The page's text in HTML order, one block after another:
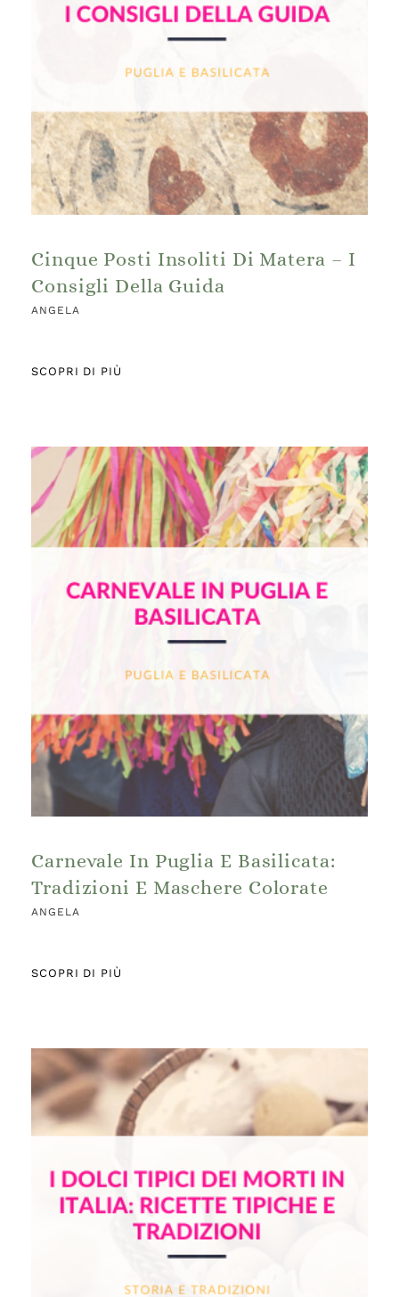
Cinque Posti Insoliti Di Matera – I
Consigli Della Guida
ANGELA
SCOPRI DI PIÙ
Carnevale In Puglia E Basilicata:
Tradizioni E Maschere Colorate
ANGELA
SCOPRI DI PIÙ